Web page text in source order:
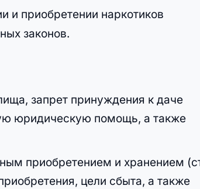
и приобретении наркотиков
законов.
запрет принуждения к даче
юридическую помощь, а также
приобретением и хранением
цели сбыта, а также